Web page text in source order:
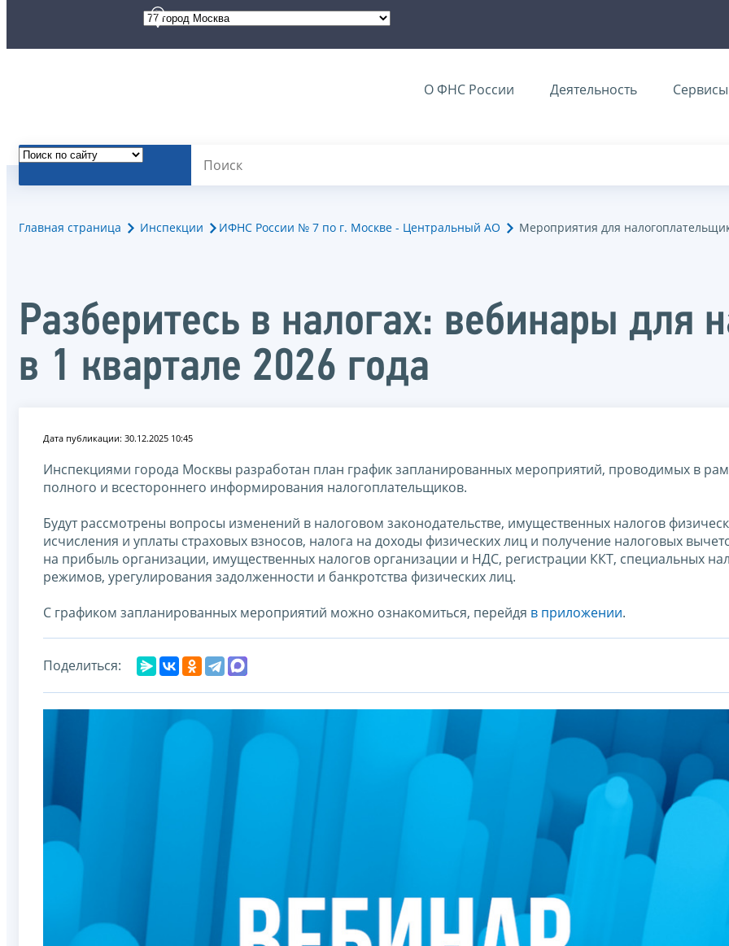
О ФНС России Деятельность Сервисы
Главная страница Инспекции ИФНС России № 7 по г. Москве - Центральный АО Мероприятия для
Разберитесь в налогах: вебинары для
в 1 квартале 2026 года
Дата публикации: 30.12.2025 10:45
Инспекциями города Москвы разработан план график запланированных мероприятий, проводимых в
полного и всестороннего информирования налогоплательщиков.
Будут рассмотрены вопросы изменений в налоговом законодательстве, имущественных налогов
исчисления и уплаты страховых взносов, налога на доходы физических лиц и получение налоговых
на прибыль организации, имущественных налогов организации и НДС, регистрации ККТ, специальных
режимов, урегулирования задолженности и банкротства физических лиц.
С графиком запланированных мероприятий можно ознакомиться, перейдя в приложении.
Поделиться: